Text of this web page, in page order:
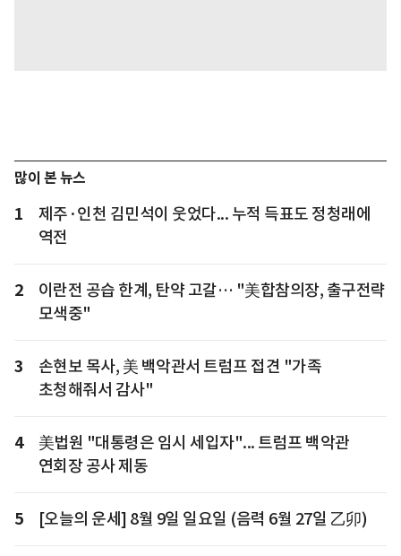
많이 본 뉴스
1
제주·인천 김민석이 웃었다... 누적 득표도 정청래에
역전
2
이란전 공습 한계, 탄약 고갈… "美합참의장, 출구전략
모색중"
3
손현보 목사, 美 백악관서 트럼프 접견 "가족
초청해줘서 감사"
4
美법원 "대통령은 임시 세입자"... 트럼프 백악관
연회장 공사 제동
5 [오늘의 운세] 8월 9일 일요일 (음력 6월 27일 乙卯)